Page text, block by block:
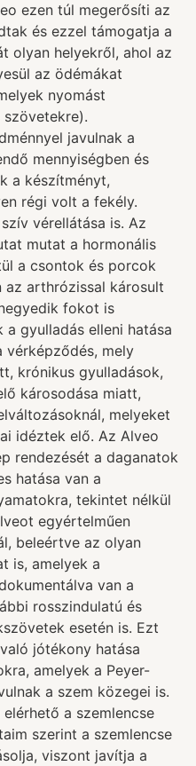
ezen túl megerősíti az
és ezzel támogatja a
olyan helyekről, ahol az
az ödémákat
nyomást
javulnak a
mennyiségben és
a készítményt,
régi volt a fekély.
vérellátása is. Az
mutat a hormonális
a csontok és porcok
az arthrózissal károsult
fokot is
gyulladás elleni hatása
vérképződés, mely
krónikus gyulladások,
károsodása miatt,
melyeket
idéztek elő. Az Alveo
rendezését a daganatok
hatása van a
tekintet nélkül
egyértelműen
beleértve az olyan
is, amelyek a
van a
rosszindulatú és
esetén is. Ezt
jótékony hatása
amelyek a Peyer-
a szem közegei is.
a szemlencse
szerint a szemlencse
viszont javítja a